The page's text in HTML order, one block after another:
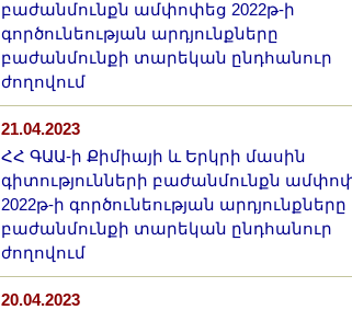
բաժանմունքն ամփոփեց 2022թ-ի
գործունեության արդյունքները
բաժանմունքի տարեկան ընդհանուր
ժողովում
21.04.2023
ՀՀ ԳԱԱ-ի Քիմիայի և Երկրի մասին
գիտությունների բաժանմունքն
2022թ-ի գործունեության արդյունքները
բաժանմունքի տարեկան ընդհանուր
ժողովում
20.04.2023